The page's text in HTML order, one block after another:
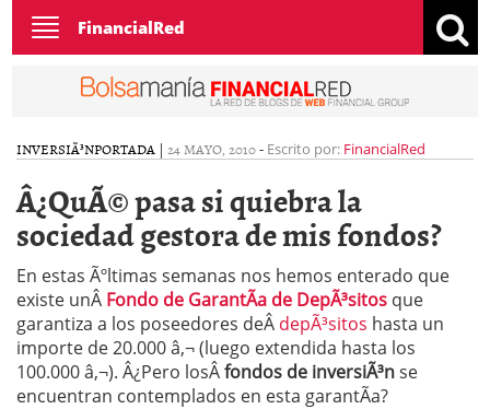
Toggle
navigation
FinancialRed
INVERSIÃ³NPORTADA | 24 MAYO, 2010- Escrito por: FinancialRed
Â¿QuÃ© pasa si quiebra la
sociedad gestora de mis fondos?
En estas Ãºltimas semanas nos hemos enterado que
existe unÂ Fondo de GarantÃ­a de DepÃ³sitos que
garantiza a los poseedores deÂ depÃ³sitos hasta un
importe de 20.000 â‚¬ (luego extendida hasta los
100.000 â‚¬). Â¿Pero losÂfondos de inversiÃ³nse
encuentran contemplados en esta garantÃ­a?